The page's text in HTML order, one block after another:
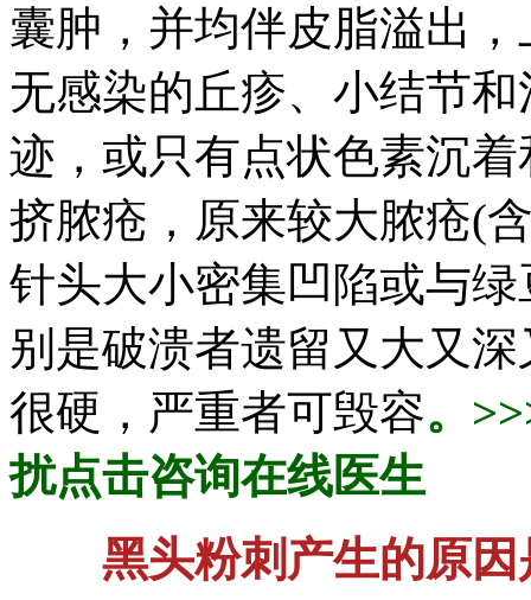
囊肿，并均伴皮脂溢出
无感染的丘疹、小结节
迹，或只有点状色素沉
挤脓疮，原来较大脓疮(
针头大小密集凹陷或与
别是破溃者遗留又大又
很硬，严重者可毁容。
扰点击咨询在线医生
黑头粉刺产生的原因